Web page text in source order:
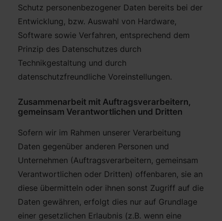
Schutz personenbezogener Daten bereits bei der
Entwicklung, bzw. Auswahl von Hardware,
Software sowie Verfahren, entsprechend dem
Prinzip des Datenschutzes durch
Technikgestaltung und durch
datenschutzfreundliche Voreinstellungen.
Zusammenarbeit mit Auftragsverarbeitern,
gemeinsam Verantwortlichen und Dritten
Sofern wir im Rahmen unserer Verarbeitung
Daten gegenüber anderen Personen und
Unternehmen (Auftragsverarbeitern, gemeinsam
Verantwortlichen oder Dritten) offenbaren, sie an
diese übermitteln oder ihnen sonst Zugriff auf die
Daten gewähren, erfolgt dies nur auf Grundlage
einer gesetzlichen Erlaubnis (z.B. wenn eine